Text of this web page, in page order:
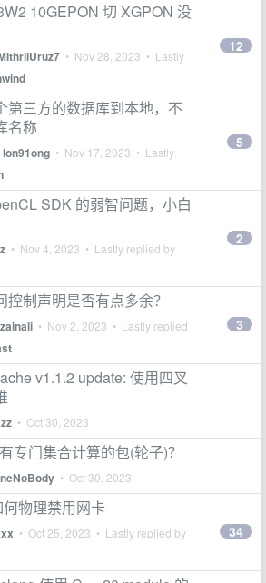
10GEPON 切 XGPON 没
• Nov 28, 2023 • Lastly
12
第三方的数据库到本地，不
名称
lon91ong • Nov 17, 2023 • Lastly
5
SDK 的弱智问题，小白
• Nov 4, 2023 • Lastly replied by
2
控制声明是否有点多余？
• Nov 2, 2023 • Lastly replied
3
v1.1.2 update: 使用四叉
• Oct 30, 2023
专门集合计算的包(轮子)？
• Oct 30, 2023
物理禁用网卡
• Oct 25, 2023 • Lastly replied by 34